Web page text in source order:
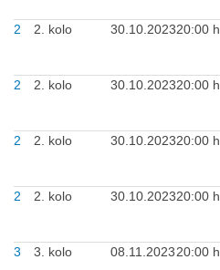
2
2. kolo 30.10.202320:00 h
2
2. kolo 30.10.202320:00 h
2
2. kolo 30.10.202320:00 h
2
2. kolo 30.10.202320:00 h
3
3. kolo 08.11.202320:00 h